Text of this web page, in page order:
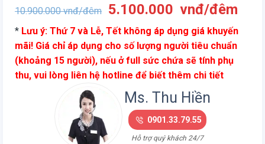
10.900.000vnđ/đêm
Giá
gốc
là:
10.900.000
vnđ/
đêm.
5.100.000 vnđ/đêmGiá
tại
là:
* Lưu ý: Thứ 7 và Lễ, Tết không áp dụng giá khuyến
mãi! Giá chỉ áp dụng cho số lượng người tiêu chuẩn
(khoảng 15 người), nếu ở full sức chứa sẽ tính phụ
thu, vui lòng liên hệ hotline để biết thêm chi tiết
Ms. Thu Hiền
0901.33.79.55
Hỗ trợ quý khách 24/7